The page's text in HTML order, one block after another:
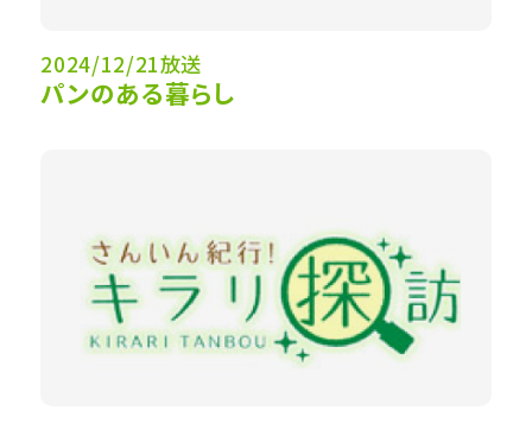
2024/12/21放送
パンのある暮らし